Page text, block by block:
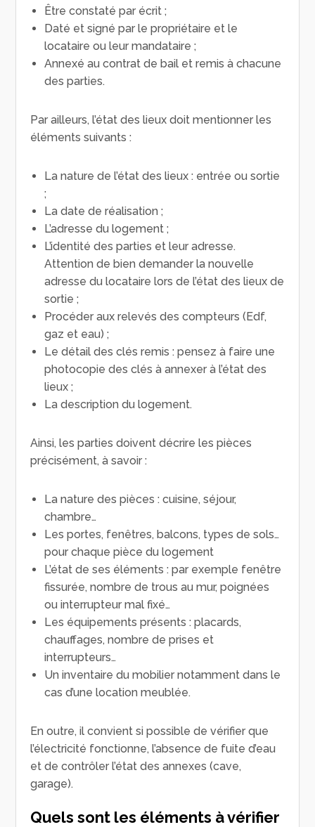
Être constaté par écrit ;
Daté et signé par le propriétaire et le
locataire ou leur mandataire ;
Annexé au contrat de bail et remis à chacune
des parties.
Par ailleurs, l’état des lieux doit mentionner les
éléments suivants :
La nature de l’état des lieux : entrée ou sortie
;
La date de réalisation ;
L’adresse du logement ;
L’identité des parties et leur adresse.
Attention de bien demander la nouvelle
adresse du locataire lors de l’état des lieux de
sortie ;
Procéder aux relevés des compteurs (Edf,
gaz et eau) ;
Le détail des clés remis : pensez à faire une
photocopie des clés à annexer à l’état des
lieux ;
La description du logement.
Ainsi, les parties doivent décrire les pièces
précisément, à savoir :
La nature des pièces : cuisine, séjour,
chambre…
Les portes, fenêtres, balcons, types de sols…
pour chaque pièce du logement
L’état de ses éléments : par exemple fenêtre
fissurée, nombre de trous au mur, poignées
ou interrupteur mal fixé…
Les équipements présents : placards,
chauffages, nombre de prises et
interrupteurs…
Un inventaire du mobilier notamment dans le
cas d’une location meublée.
En outre, il convient si possible de vérifier que
l’électricité fonctionne, l’absence de fuite d’eau
et de contrôler l’état des annexes (cave,
garage).
Quels sont les éléments à vérifier